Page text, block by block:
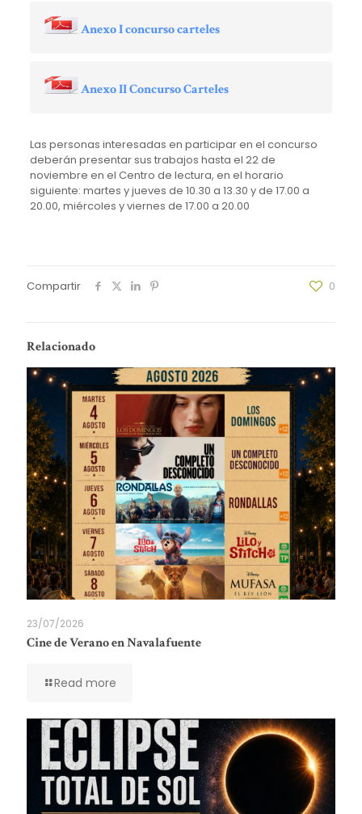
Anexo I concurso carteles
Anexo II Concurso Carteles
Las personas interesadas en participar en el concurso
deberán presentar sus trabajos hasta el 22 de
noviembre en el Centro de lectura, en el horario
siguiente: martes y jueves de 10.30 a 13.30 y de 17.00 a
20.00, miércoles y viernes de 17.00 a 20.00
Compartir 0
Relacionado
23/07/2026
Cine de Verano en Navalafuente
Read more